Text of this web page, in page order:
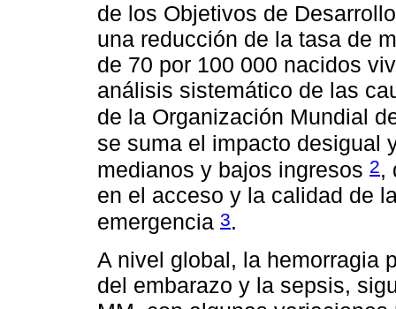
de los Objetivos de
una reducción de la tasa de
de 70 por 100 000 nacidos
análisis sistemático de las
de la Organización Mundial
se suma el impacto desigual
medianos y bajos ingresos 2,
en el acceso y la calidad de
emergencia 3.
A nivel global, la hemorragia
del embarazo y la sepsis,